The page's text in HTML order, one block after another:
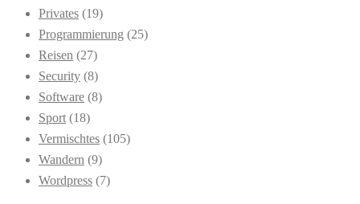
Privates (19)
Programmierung (25)
Reisen (27)
Security (8)
Software (8)
Sport (18)
Vermischtes (105)
Wandern (9)
Wordpress (7)